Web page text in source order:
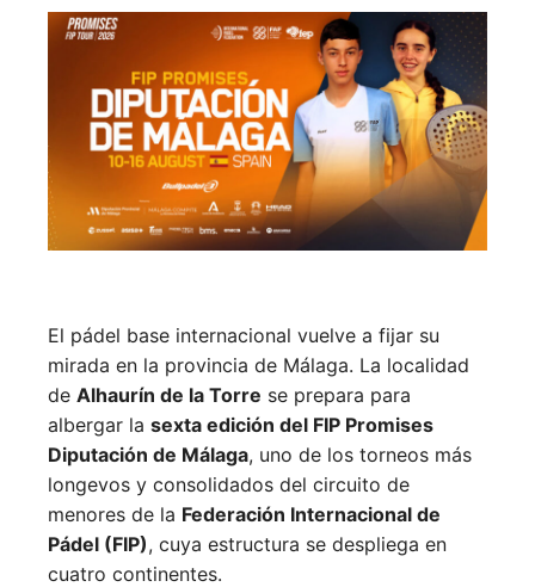
El pádel base internacional vuelve a fijar su
mirada en la provincia de Málaga. La localidad
de Alhaurín de la Torre se prepara para
albergar la sexta edición del FIP Promises
Diputación de Málaga, uno de los torneos más
longevos y consolidados del circuito de
menores de la Federación Internacional de
Pádel (FIP), cuya estructura se despliega en
cuatro continentes.